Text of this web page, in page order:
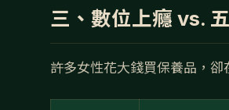
三、數位上癮 vs.
許多女性花大錢買保養品，卻